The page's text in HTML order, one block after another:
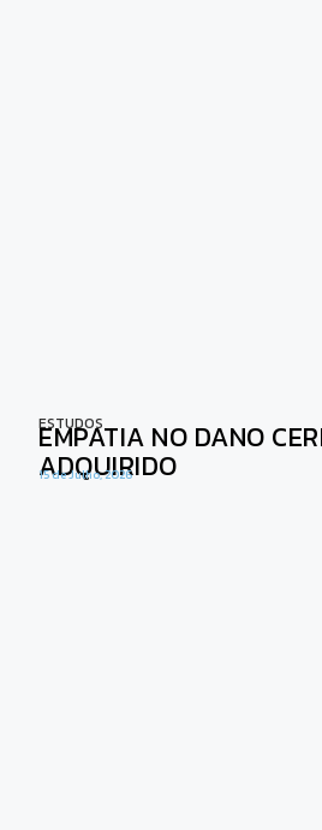
ESTUDOS
EMPATIA NO DANO
ADQUIRIDO
15 de Julho, 2026